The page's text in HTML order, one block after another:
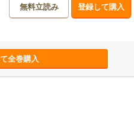
無料立読み 登録して購入
全巻購入